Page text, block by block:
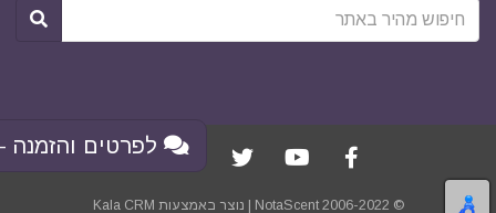
© NotaScent 2006-2022 | נוצר באמצעות Kala CRM
לפרטים והזמנה